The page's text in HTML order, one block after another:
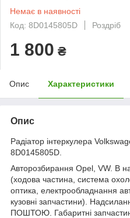
Немає в наявності
Код: 8D0145805D
Роздріб
1 800 ₴
Опис Характеристики
Опис
Радіатор інтеркулера
8D0145805D.
Авторозбирання Opel, VW. В
(ходова частина, система
оптика, електрообладнання
кузовні запчастини).
ПОШТОЮ. Габаритні